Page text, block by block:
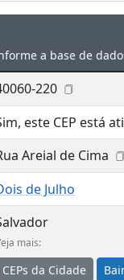
a base de
220
este CEP está
Areial de Cima
de Julho
mais:
CEPs da Cidade